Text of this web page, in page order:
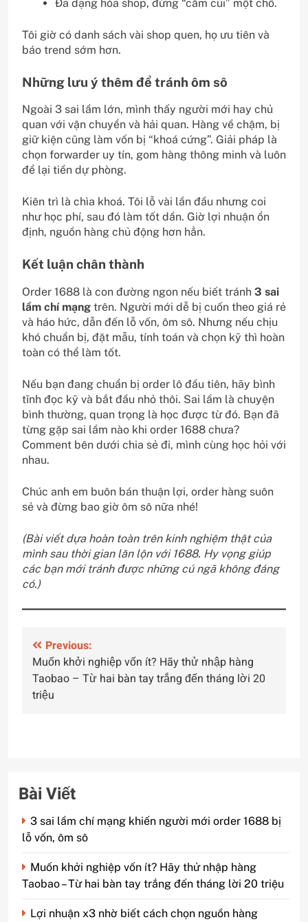
Đa dạng hóa shop, đừng “cắm củi” một chỗ.
Tôi giờ có danh sách vài shop quen, họ ưu tiên và
báo trend sớm hơn.
Những lưu ý thêm để tránh ôm sô
Ngoài 3 sai lầm lớn, mình thấy người mới hay chủ
quan với vận chuyển và hải quan. Hàng về chậm, bị
giữ kiện cũng làm vốn bị “khoá cứng”. Giải pháp là
chọn forwarder uy tín, gom hàng thông minh và luôn
để lại tiền dự phòng.
Kiên trì là chìa khoá. Tôi lỗ vài lần đầu nhưng coi
như học phí, sau đó làm tốt dần. Giờ lợi nhuận ổn
định, nguồn hàng chủ động hơn hẳn.
Kết luận chân thành
Order 1688 là con đường ngon nếu biết tránh 3 sai
lầm chí mạng trên. Người mới dễ bị cuốn theo giá rẻ
và háo hức, dẫn đến lỗ vốn, ôm sô. Nhưng nếu chịu
khó chuẩn bị, đặt mẫu, tính toán và chọn kỹ thì hoàn
toàn có thể làm tốt.
Nếu bạn đang chuẩn bị order lô đầu tiên, hãy bình
tĩnh đọc kỹ và bắt đầu nhỏ thôi. Sai lầm là chuyện
bình thường, quan trọng là học được từ đó. Bạn đã
từng gặp sai lầm nào khi order 1688 chưa?
Comment bên dưới chia sẻ đi, mình cùng học hỏi với
nhau.
Chúc anh em buôn bán thuận lợi, order hàng suôn
sẻ và đừng bao giờ ôm sô nữa nhé!
(Bài viết dựa hoàn toàn trên kinh nghiệm thật của
mình sau thời gian lăn lộn với 1688. Hy vọng giúp
các bạn mới tránh được những cú ngã không đáng
có.)
Điều
hướng
bài
Previous:
Muốn khởi nghiệp vốn ít? Hãy thử nhập hàng
Taobao – Từ hai bàn tay trắng đến tháng lời 20
triệu
Bài Viết
3 sai lầm chí mạng khiến người mới order 1688 bị
lỗ vốn, ôm sô
Muốn khởi nghiệp vốn ít? Hãy thử nhập hàng
Taobao – Từ hai bàn tay trắng đến tháng lời 20 triệu
Lợi nhuận x3 nhờ biết cách chọn nguồn hàng